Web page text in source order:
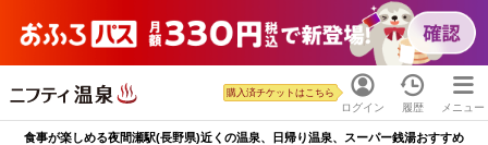
ログイン
購入済チケットはこちら
履歴 メニュー
食事が楽しめる夜間瀬駅(長野県)近くの温泉、日帰り温泉、スーパー銭湯おすすめ